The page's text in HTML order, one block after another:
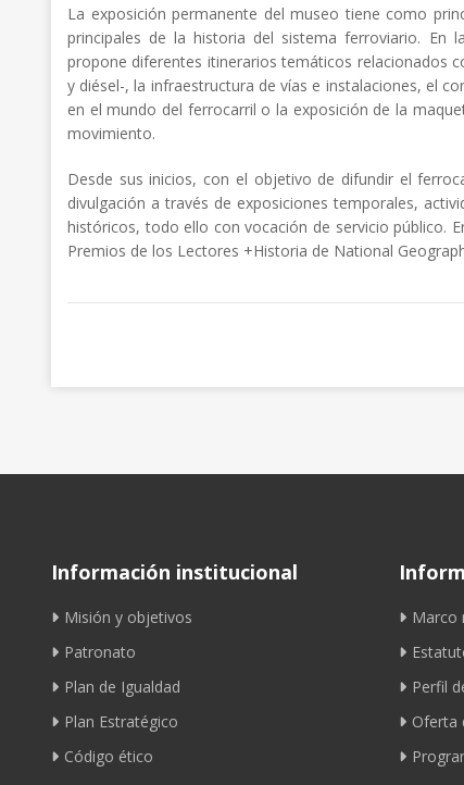
La exposición permanente del museo tiene como
principales de la historia del sistema ferroviario. En
propone diferentes itinerarios temáticos relacionados
y diésel-, la infraestructura de vías e instalaciones, el
en el mundo del ferrocarril o la exposición de la
movimiento.
Desde sus inicios, con el objetivo de difundir el
divulgación a través de exposiciones temporales,
históricos, todo ello con vocación de servicio público.
Premios de los Lectores +Historia de National
Información institucional
Misión y objetivos
Patronato
Plan de Igualdad
Plan Estratégico
Código ético
Marco
Perfil
Oferta